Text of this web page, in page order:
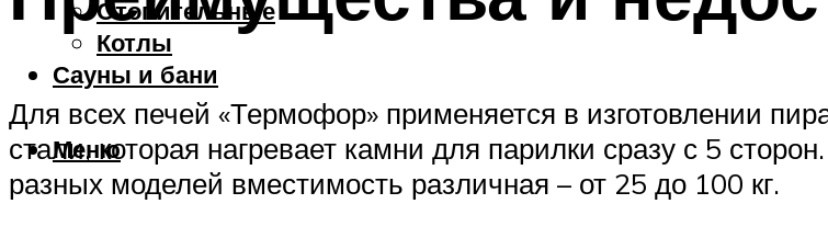
Отопительные
Котлы
Сауны и бани
Меню
Для всех печей «Термофор» применяется в изготовлении
стали, которая нагревает камни для парилки сразу с 5
разных моделей вместимость различная – от 25 до 100 кг.